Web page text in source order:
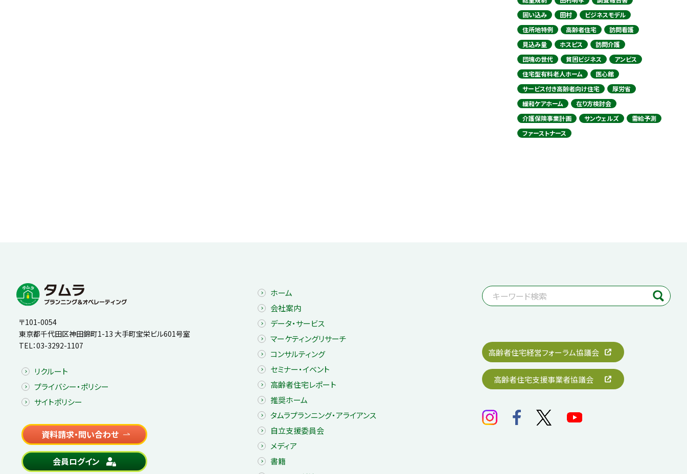
囲い込み
田村
ビジネスモデル
住所地特例
高齢者住宅
訪問看護
見込み量
ホスピス
訪問介護
団塊の世代
貧困ビジネス
アンビス
住宅型有料老人ホーム
医心館
サービス付き高齢者向け住宅
厚労省
緩和ケアホーム
在り方検討会
介護保険事業計画
サンウェルズ
需給予測
ファーストナース
〒101-0054
東京都千代田区神田錦町1-13 大手町宝栄ビル601号室
TEL：03-3292-1107
リクルート
プライバシー・ポリシー
サイトポリシー
資料請求・問い合わせ
会員ログイン
ホーム
会社案内
データ・サービス
マーケティングリサーチ
コンサルティング
セミナー・イベント
高齢者住宅レポート
推奨ホーム
タムラプランニング・アライアンス
自立支援委員会
メディア
書籍
高齢者住宅経営フォーラム協議会
高齢者住宅支援事業者協議会